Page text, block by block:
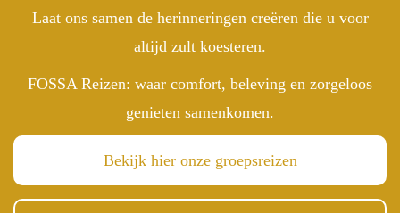
Laat ons samen de herinneringen creëren die u voor
altijd zult koesteren.
FOSSA Reizen: waar comfort, beleving en zorgeloos
genieten samenkomen.
Bekijk hier onze groepsreizen